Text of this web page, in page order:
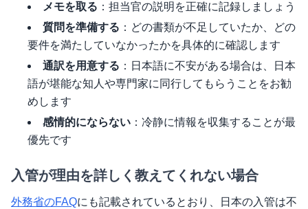
メモを取る ：担当官の説明を正確に記録しましょう
質問を準備する ：どの書類が不足していたか、どの
要件を満たしていなかったかを具体的に確認します
通訳を用意する ：日本語に不安がある場合は、日本
語が堪能な知人や専門家に同行してもらうことをお勧
めします
感情的にならない ：冷静に情報を収集することが最
優先です
入管が理由を詳しく教えてくれない場合
外務省のFAQにも記載されているとおり、日本の入管は不